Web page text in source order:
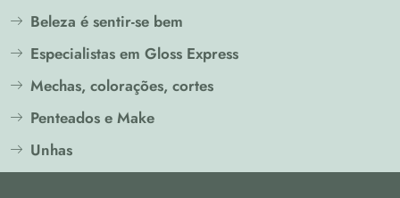
Beleza é sentir-se bem
Especialistas em Gloss Express
Mechas, colorações, cortes
Penteados e Make
Unhas